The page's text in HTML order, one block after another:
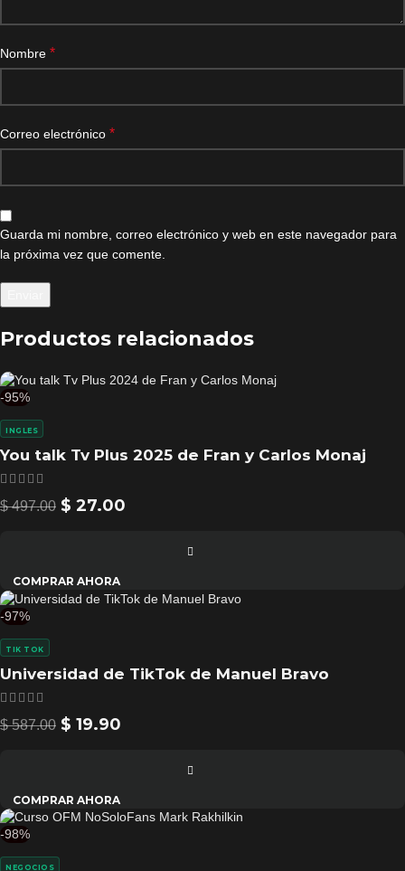
Nombre *
Correo electrónico *
Guarda mi nombre, correo electrónico y web en este navegador para
la próxima vez que comente.
Productos relacionados
-95%
You talk Tv Plus 2025 de Fran y Carlos Monaj
INGLES
$497.00 $ 27.00
COMPRAR AHORA
-97%
Universidad de TikTok de Manuel Bravo
TIK TOK
$587.00 $ 19.90
COMPRAR AHORA
-98%
NEGOCIOS